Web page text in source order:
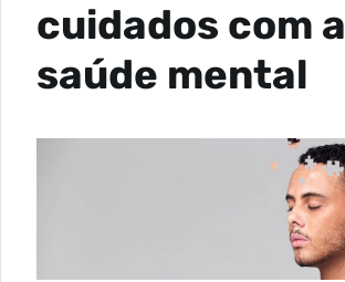
cuidados com a
saúde mental